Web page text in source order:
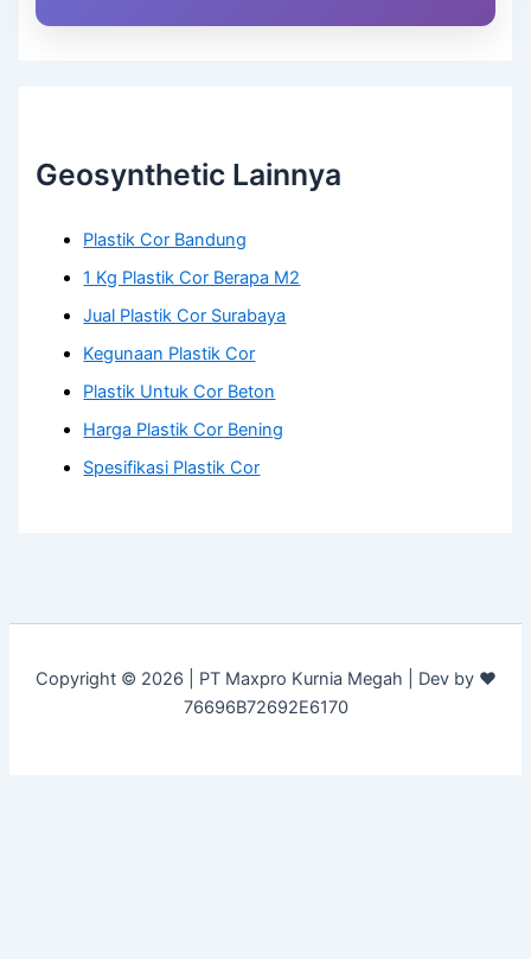
Geosynthetic Lainnya
Plastik Cor Bandung
1 Kg Plastik Cor Berapa M2
Jual Plastik Cor Surabaya
Kegunaan Plastik Cor
Plastik Untuk Cor Beton
Harga Plastik Cor Bening
Spesifikasi Plastik Cor
Copyright © 2026 | PT Maxpro Kurnia Megah | Dev by ♥
76696B72692E6170